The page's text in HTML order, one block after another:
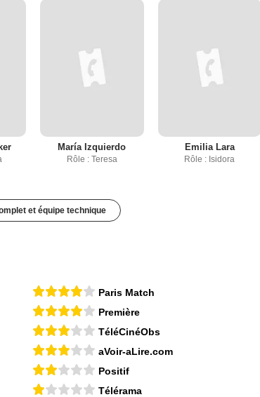
María Izquierdo
Rôle : Teresa
Emilia Lara
Rôle : Isidora
et équipe technique
Paris Match
Première
TéléCinéObs
aVoir-aLire.com
Positif
Télérama